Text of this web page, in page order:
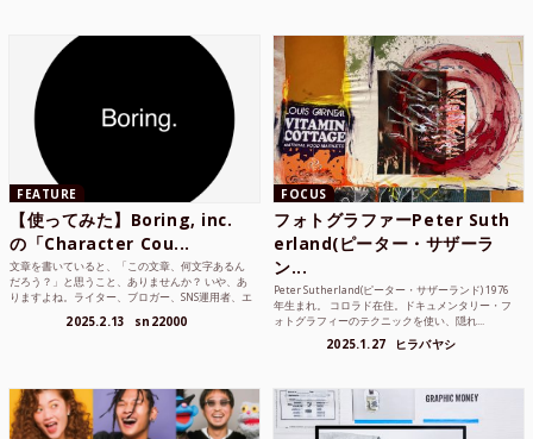
FEATURE
【使ってみた】Boring, inc.
の「Character Cou...
文章を書いていると、「この文章、何文字あるん
だろう？」と思うこと、ありませんか？ いや、あ
りますよね。ライター、ブロガー、SNS運用者、エ
2025.2.13 sn22000
FOCUS
フォトグラファーPeter Suth
erland(ピーター・サザーラ
ン...
Peter Sutherland(ピーター・サザーランド) 1976
年生まれ。 コロラド在住。ドキュメンタリー・フ
ォトグラフィーのテクニックを使い、隠れ...
2025.1.27 ヒラバヤシ